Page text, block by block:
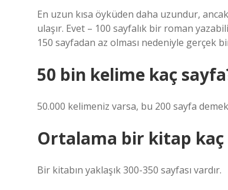
En uzun kısa öyküden daha uzundur,
ulaşır. Evet – 100 sayfalık bir roman
150 sayfadan az olması nedeniyle gerçek
50 bin kelime kaç
50.000 kelimeniz varsa, bu 200 sayfa
Ortalama bir kitap kaç
Bir kitabın yaklaşık 300-350 sayfası vardır.